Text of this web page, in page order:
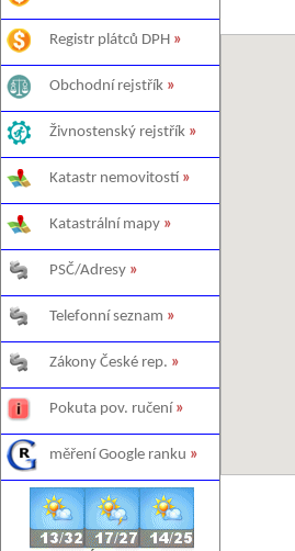
Registr plátců DPH »
Obchodní rejstřík »
Živnostenský rejstřík »
Katastr nemovitostí »
Katastrální mapy »
PSČ/Adresy »
Telefonní seznam »
Zákony České rep. »
Pokuta pov. ručení »
měření Google ranku »